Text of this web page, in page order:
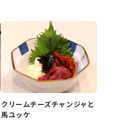
クリームチーズチャンジャと
馬ユッケ